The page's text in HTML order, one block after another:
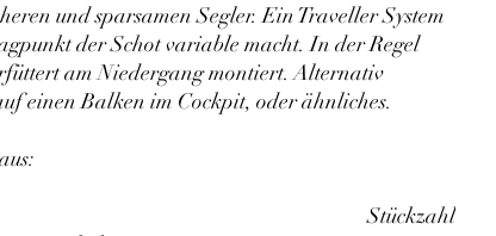
und sparsamen Segler. Ein Traveller System
der Schot variable macht. In der Regel
am Niedergang montiert. Alternativ
einen Balken im Cockpit, oder ähnliches.
Stückzahl